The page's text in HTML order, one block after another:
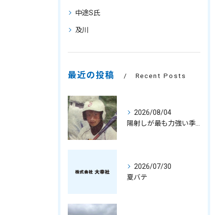
中途S氏
及川
最近の投稿 Recent Posts
2026/08/04
2026/07/30
夏バテ